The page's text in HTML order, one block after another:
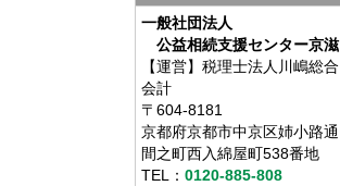
一般社団法人
公益相続支援センター京滋
【運営】税理士法人川嶋総合
会計
〒604-8181
京都府京都市中京区姉小路通
間之町西入綿屋町538番地
TEL： 0120-885-808